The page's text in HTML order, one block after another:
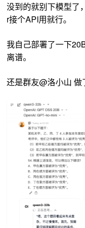
没到的就别下模型了
r接个API用就行。
我自己部署了一下
离谱。
还是群友@洛小山 做